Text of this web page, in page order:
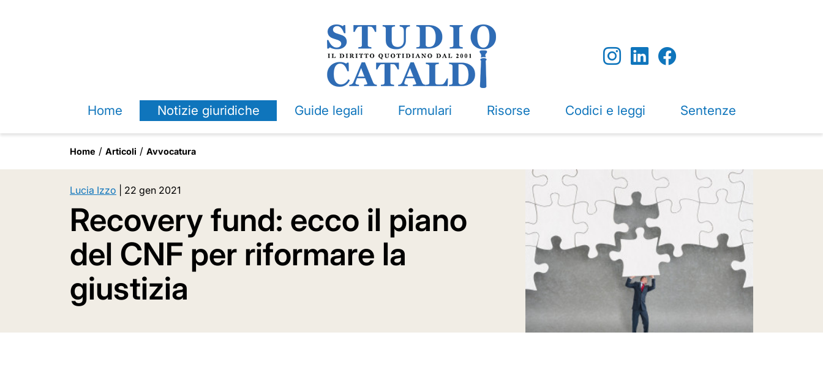
Home Notizie giuridiche Guide legali Formulari Risorse Codici e leggi Sentenze
Home Articoli Avvocatura
Lucia Izzo 22 gen 2021
Recovery fund: ecco il piano
del CNF per riformare la
giustizia